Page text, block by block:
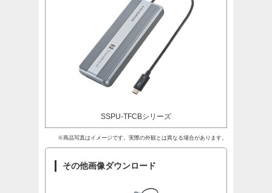
SSPU-TFCBシリーズ
※商品写真はイメージです。実際の外観とは異なる場合があります。
その他画像ダウンロード